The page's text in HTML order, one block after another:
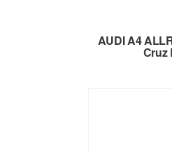
AUDI A4
Cruz